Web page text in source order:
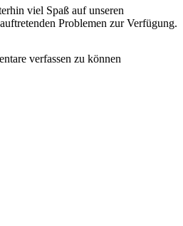
viel Spaß auf unseren
Problemen zur Verfügung.
verfassen zu können